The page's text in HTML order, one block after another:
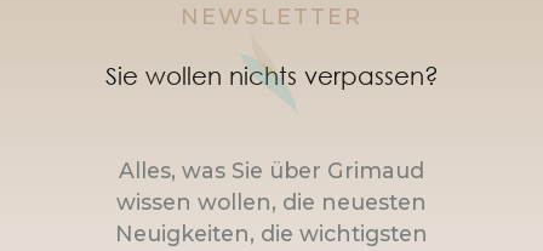
NEWSLETTER
Sie wollen nichts verpassen?
Alles, was Sie über Grimaud
wissen wollen, die neuesten
Neuigkeiten, die wichtigsten